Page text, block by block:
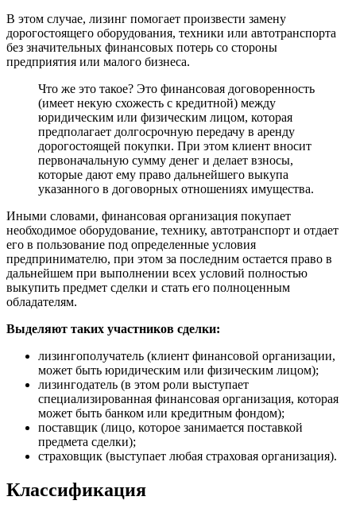
В этом случае, лизинг помогает произвести замену
дорогостоящего оборудования, техники или автотранспорта
без значительных финансовых потерь со стороны
предприятия или малого бизнеса.
Что же это такое? Это финансовая договоренность
(имеет некую схожесть с кредитной) между
юридическим или физическим лицом, которая
предполагает долгосрочную передачу в аренду
дорогостоящей покупки. При этом клиент вносит
первоначальную сумму денег и делает взносы,
которые дают ему право дальнейшего выкупа
указанного в договорных отношениях имущества.
Иными словами, финансовая организация покупает
необходимое оборудование, технику, автотранспорт и отдает
его в пользование под определенные условия
предпринимателю, при этом за последним остается право в
дальнейшем при выполнении всех условий полностью
выкупить предмет сделки и стать его полноценным
обладателям.
Выделяют таких участников сделки:
лизингополучатель (клиент финансовой организации,
может быть юридическим или физическим лицом);
лизингодатель (в этом роли выступает
специализированная финансовая организация, которая
может быть банком или кредитным фондом);
поставщик (лицо, которое занимается поставкой
предмета сделки);
страховщик (выступает любая страховая организация).
Классификация